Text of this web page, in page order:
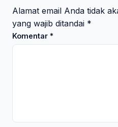
Alamat email Anda tidak
yang wajib ditandai *
Komentar *